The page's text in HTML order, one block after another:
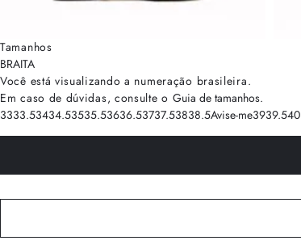
Tamanhos
BRAITA
Você está visualizando a numeração brasileira.
Em caso de dúvidas, consulte o Guia de tamanhos.
3333.53434.53535.53636.53737.53838.5Avise-me3939.540